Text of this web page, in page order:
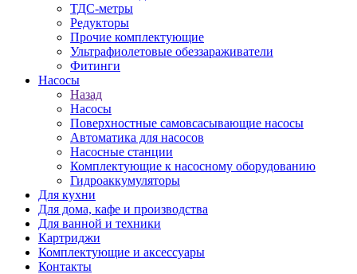
ТДС-метры
Редукторы
Прочие комплектующие
Ультрафиолетовые обеззараживатели
Фитинги
Насосы
Назад
Насосы
Поверхностные самовсасывающие насосы
Автоматика для насосов
Насосные станции
Комплектующие к насосному оборудованию
Гидроаккумуляторы
Для кухни
Для дома, кафе и производства
Для ванной и техники
Картриджи
Комплектующие и аксессуары
Контакты